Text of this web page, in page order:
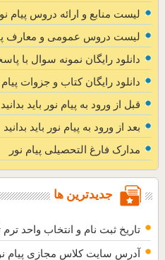
لیست منابع و ارائه دروس پیام
لیست دروس عمومی و معارف
دانلود رایگان نمونه سوال با
دانلود رایگان کتاب و جزوات پیام
قبل از ورود به پیام نور باید بدانید
بعد از ورود به پیام نور باید بدانید
مدارک فارغ التحصیلی پیام نور
جدیدترین ها
تاریخ ثبت نام و انتخاب واحد ترم تابستان 1405
آدرس سایت کلاس مجازی پیام